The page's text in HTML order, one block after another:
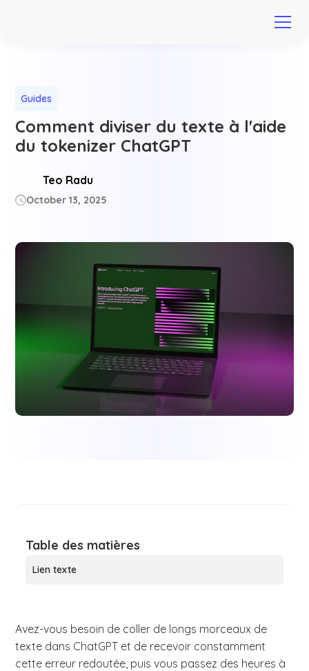
Guides
Comment diviser du texte à l'aide
du tokenizer ChatGPT
Teo Radu
October 13, 2025
Table des matières
Lien texte
Avez-vous besoin de coller de longs morceaux de
texte dans ChatGPT et de recevoir constamment
cette erreur redoutée, puis vous passez des heures à